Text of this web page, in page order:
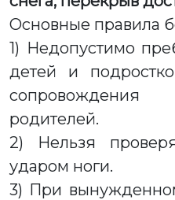
Основные правила
1) Недопустимо
детей и
родителей.
2) Нельзя
ударом ноги.
3) При